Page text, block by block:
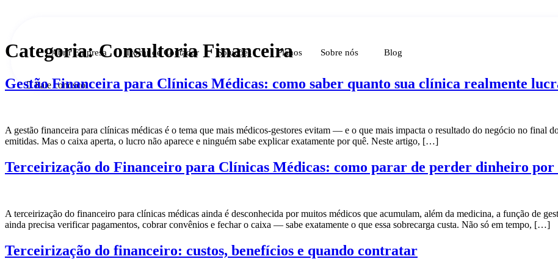
conteúdo
Abrir Empresa Trocar de Contador Soluções Planos Sobre nós Blog
Fale conosco
Categoria:Consultoria Financeira
Gestão Financeira para Clínicas Médicas: como saber quanto sua clínica realmente
A gestão financeira para clínicas médicas é o tema que mais médicos-gestores evitam — e o que mais impacta o resultado do negócio no final
emitidas. Mas o caixa aperta, o lucro não aparece e ninguém sabe explicar exatamente por quê. Neste artigo, […]
Terceirização do Financeiro para Clínicas Médicas: como parar de perder dinheiro
A terceirização do financeiro para clínicas médicas ainda é desconhecida por muitos médicos que acumulam, além da medicina, a função de
ainda precisa verificar pagamentos, cobrar convênios e fechar o caixa — sabe exatamente o que essa sobrecarga custa. Não só em tempo, […]
Terceirização do financeiro: custos, benefícios e quando contratar